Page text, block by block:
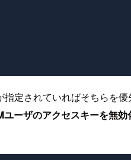
定されていればそちらを
ユーザのアクセスキーを無